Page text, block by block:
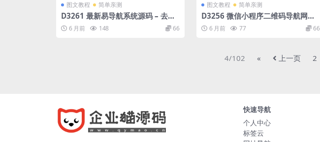
图文教程 简单亲测
D3261 最新易导航系统源码 – 去授
权版6 月前 148 66
图文教程 简单亲测
D3256 微信小程序二维码导航网站
模板源码 小程序商店系统源码 可投
稿
6 月前 77 66
4/102 « 上一页 2
快速导航
个人中心
标签云